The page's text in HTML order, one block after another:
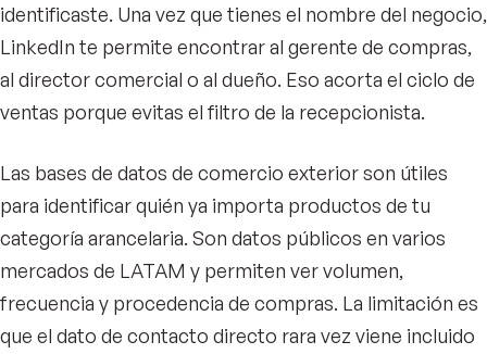
identificaste. Una vez que tienes el nombre del negocio,
LinkedIn te permite encontrar al gerente de compras,
al director comercial o al dueño. Eso acorta el ciclo de
ventas porque evitas el filtro de la recepcionista.
Las bases de datos de comercio exterior son útiles
para identificar quién ya importa productos de tu
categoría arancelaria. Son datos públicos en varios
mercados de LATAM y permiten ver volumen,
frecuencia y procedencia de compras. La limitación es
que el dato de contacto directo rara vez viene incluido